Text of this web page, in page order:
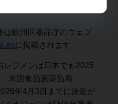
は欧州医薬品庁のウェブ
に掲載されます。
レジメンは日本でも2025
米国食品医薬品局
年4月3日までに決定が